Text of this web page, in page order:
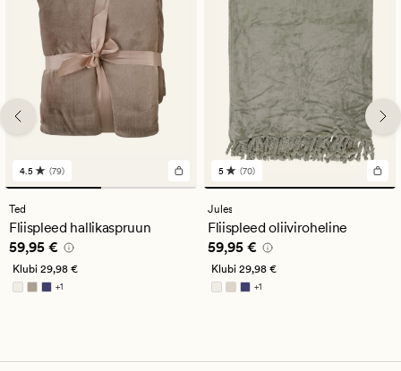
79
arvustust
keskmise
hinnanguga
4.5
4.5 (79)
Ted
Fliispleed hallikaspruun
Pris_ee 59,95 €
59,95 €
Klubi 29,98 €
+1
Saadaval rohkemates värvitoonides
70
arvustust
keskmise
hinnanguga
5
5 (70)
Jules
Fliispleed oliiviroheline
Pris_ee 59,95 €
59,95 €
Klubi 29,98 €
+1
Saadaval rohkemates värvitoonides